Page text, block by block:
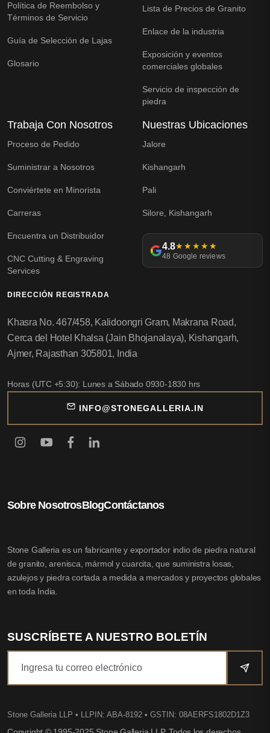
Política de Reembolso y
Términos de Servicio
Guía de Selección de Lajas
Glosario
Lista de Precios de Granito
Enlace de la industria
Exposición y eventos
comerciales globales
Servicio de inspección de
piedra
Trabaja Con Nosotros
Proceso de Pedido
Suministrar a Nosotros
Conviértete en Minorista
Carreras
Encuentra un Distribuidor
CNC Cutting & Engraving
Services
Nuestras Ubicaciones
Jalore
Kishangarh
Pali
Silore, Kishangarh
4.8★★★★★
48 Google reviews
Sobre NosotrosBlogContáctanos
Stone Galleria es un fabricante y exportador indio de piedra natural
de granito, arenisca, mármol y cuarcita, que suministra losas,
azulejos y piedra cortada a medida a mercados y proyectos globales
en toda India.
SUSCRÍBETE A NUESTRO BOLETÍN
Stone Galleria LLP • LLPIN: ABA-8192 • GSTIN: 08AERFS1802D1Z3
DIRECCIÓN REGISTRADA
Khasra No. 467/458, Kalidoongri Gram, Makrana Road,
Cerca del Hotel Khalsa (Jain Bhojanalaya), Kishangarh,
Ajmer, Rajasthan 305801, India
Horas (UTC +5:30): Lunes a Sábado 0930-1830 hrs
INFO@STONEGALLERIA.IN